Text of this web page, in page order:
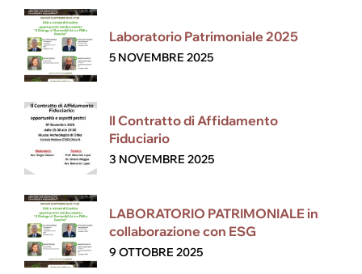
Laboratorio Patrimoniale 2025
5 NOVEMBRE 2025
Il Contratto di Affidamento
Fiduciario
3 NOVEMBRE 2025
LABORATORIO PATRIMONIALE in
collaborazione con ESG
9 OTTOBRE 2025